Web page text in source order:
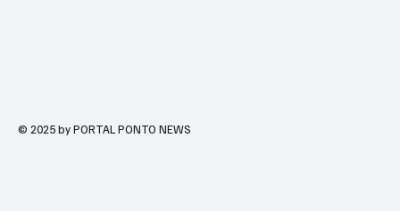
© 2025 by PORTAL PONTO NEWS